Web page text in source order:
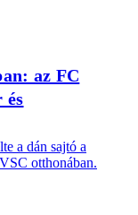
az FC
és
a dán sajtó a
otthonában.